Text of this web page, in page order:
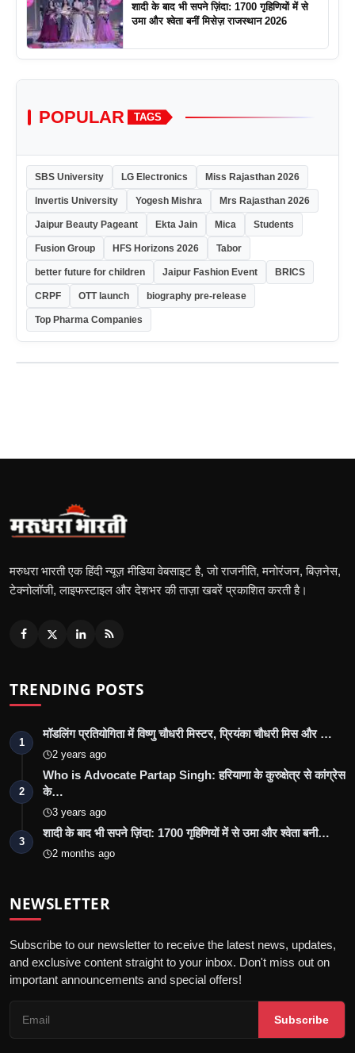
शादी के बाद भी सपने ज़िंदा: 1700 गृहिणियों में से
उमा और श्वेता बनीं मिसेज़ राजस्थान 2026
POPULAR TAGS
SBS University LG Electronics Miss Rajasthan 2026
Invertis University Yogesh Mishra Mrs Rajasthan 2026
Jaipur Beauty Pageant Ekta Jain Mica Students
Fusion Group HFS Horizons 2026 Tabor
better future for children Jaipur Fashion Event BRICS
CRPF OTT launch biography pre-release
Top Pharma Companies
मरुधरा भारती एक हिंदी न्यूज़ मीडिया वेबसाइट है, जो राजनीति, मनोरंजन, बिज़नेस,
टेक्नोलॉजी, लाइफस्टाइल और देशभर की ताज़ा खबरें प्रकाशित करती है।
TRENDING POSTS
1
मॉडलिंग प्रतियोगिता में विष्णु चौधरी मिस्टर, प्रियंका चौधरी मिस और …
2 years ago
2
Who is Advocate Partap Singh: हरियाणा के कुरुक्षेत्र से कांग्रेस
के…
3 years ago
3
शादी के बाद भी सपने ज़िंदा: 1700 गृहिणियों में से उमा और श्वेता बनी…
2 months ago
NEWSLETTER
Subscribe to our newsletter to receive the latest news, updates,
and exclusive content straight to your inbox. Don't miss out on
important announcements and special offers!
Subscribe